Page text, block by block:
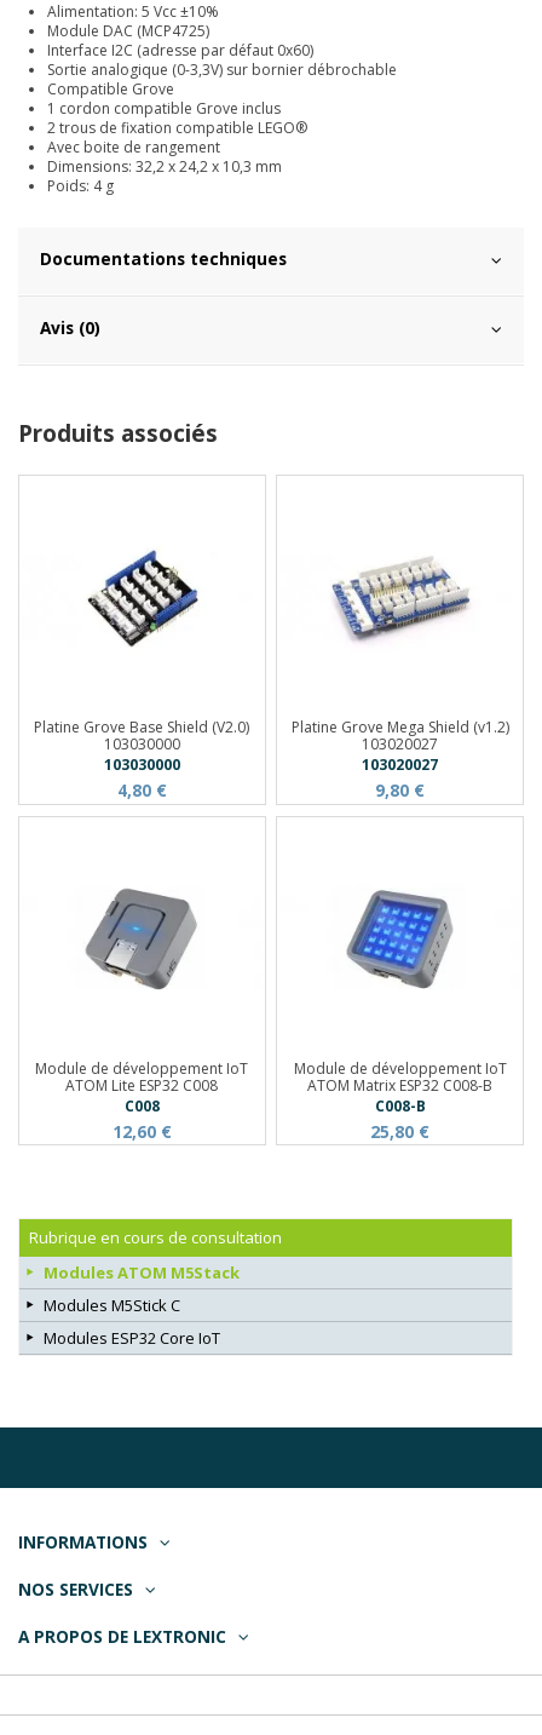
Alimentation: 5 Vcc ±10%
Module DAC (MCP4725)
Interface I2C (adresse par défaut 0x60)
Sortie analogique (0-3,3V) sur bornier débrochable
Compatible Grove
1 cordon compatible Grove inclus
2 trous de fixation compatible LEGO®
Avec boite de rangement
Dimensions: 32,2 x 24,2 x 10,3 mm
Poids: 4 g
Documentations techniques
Avis (0)
Produits associés
Platine Grove Base Shield (V2.0)
103030000
103030000
4,80 €
Platine Grove Mega Shield (v1.2)
103020027
103020027
9,80 €
Module de développement IoT
ATOM Lite ESP32 C008
C008
12,60 €
Module de développement IoT
ATOM Matrix ESP32 C008-B
C008-B
25,80 €
Rubrique en cours de consultation
Modules ATOM M5Stack
Modules M5Stick C
Modules ESP32 Core IoT
INFORMATIONS
NOS SERVICES
A PROPOS DE LEXTRONIC